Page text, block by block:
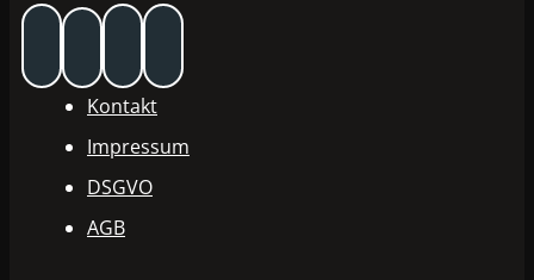
Kontakt
Impressum
DSGVO
AGB